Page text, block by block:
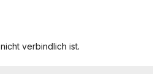
verbindlich ist.